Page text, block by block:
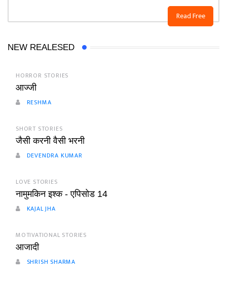
Read Free
NEW REALESED
HORROR STORIES
आज्जी
RESHMA
SHORT STORIES
जैसी करनी वैसी भरनी
DEVENDRA KUMAR
LOVE STORIES
नामुमकिन इश्क - एपिसोड 14
KAJAL JHA
MOTIVATIONAL STORIES
आजादी
SHRISH SHARMA